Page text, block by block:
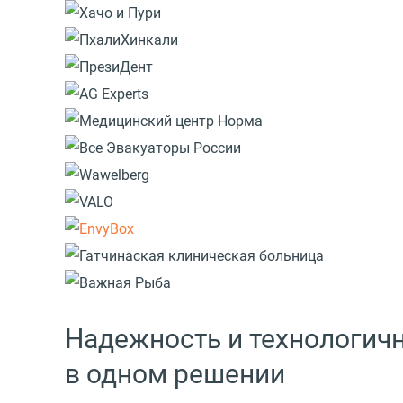
Надежность и
в одном решении